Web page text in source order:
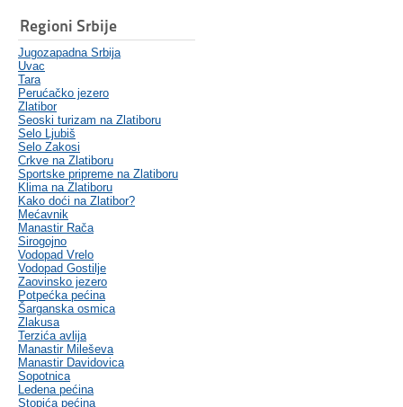
Regioni Srbije
Jugozapadna Srbija
Uvac
Tara
Perućačko jezero
Zlatibor
Seoski turizam na Zlatiboru
Selo Ljubiš
Selo Zakosi
Crkve na Zlatiboru
Sportske pripreme na Zlatiboru
Klima na Zlatiboru
Kako doći na Zlatibor?
Mećavnik
Manastir Rača
Sirogojno
Vodopad Vrelo
Vodopad Gostilje
Zaovinsko jezero
Potpećka pećina
Šarganska osmica
Zlakusa
Terzića avlija
Manastir Mileševa
Manastir Davidovica
Sopotnica
Ledena pećina
Stopića pećina